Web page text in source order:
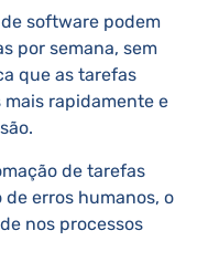
software podem
por semana, sem
que as tarefas
rapidamente e
de tarefas
erros humanos, o
nos processos